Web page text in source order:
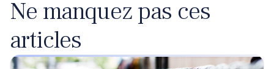
Ne manquez pas ces
articles